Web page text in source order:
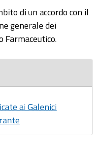
di un accordo con il
generale dei
Farmaceutico.
ai Galenici